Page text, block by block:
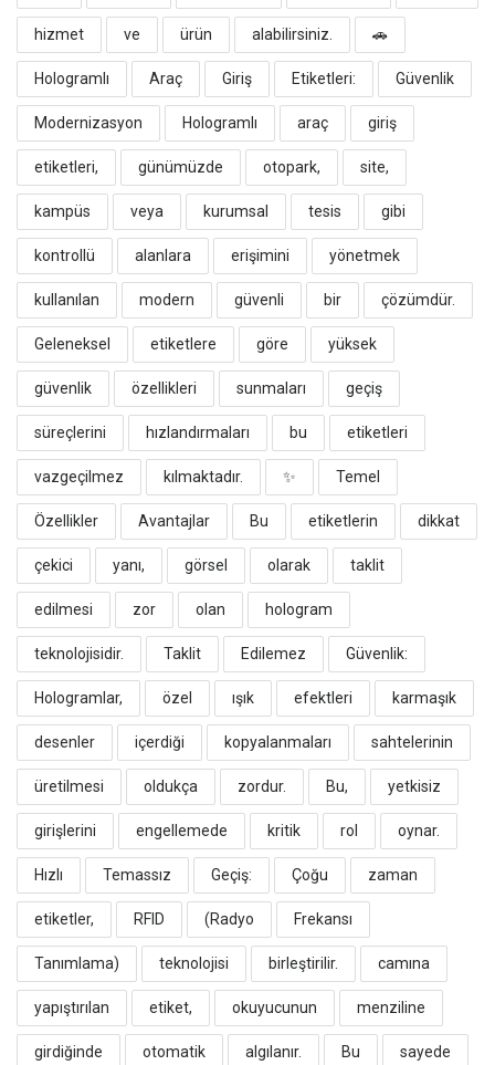
hizmet ve ürün alabilirsiniz. 🚗
Hologramlı Araç Giriş Etiketleri: Güvenlik
Modernizasyon ​Hologramlı araç giriş
etiketleri, günümüzde otopark, site,
kampüs veya kurumsal tesis gibi
kontrollü alanlara erişimini yönetmek
kullanılan modern güvenli bir çözümdür.
Geleneksel etiketlere göre yüksek
güvenlik özellikleri sunmaları geçiş
süreçlerini hızlandırmaları bu etiketleri
vazgeçilmez kılmaktadır. ​✨ Temel
Özellikler Avantajlar ​Bu etiketlerin dikkat
çekici yanı, görsel olarak taklit
edilmesi zor olan hologram
teknolojisidir. ​Taklit Edilemez Güvenlik:
Hologramlar, özel ışık efektleri karmaşık
desenler içerdiği kopyalanmaları sahtelerinin
üretilmesi oldukça zordur. Bu, yetkisiz
girişlerini engellemede kritik rol oynar.
​Hızlı Temassız Geçiş: Çoğu zaman
etiketler, RFID (Radyo Frekansı
Tanımlama) teknolojisi birleştirilir. camına
yapıştırılan etiket, okuyucunun menziline
girdiğinde otomatik algılanır. Bu sayede